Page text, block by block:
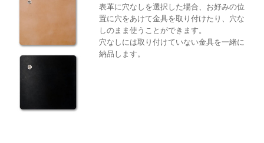
表革に穴なしを選択した場合、お好みの位
置に穴をあけて金具を取り付けたり、穴な
しのまま使うことができます。
穴なしには取り付けていない金具を一緒に
納品します。